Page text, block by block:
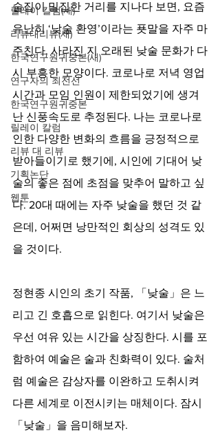
릴레이 칼럼(새)
리뷰대리뷰(새)
한국연구원귀중본(새)
연구자의 최전선
한국연구원귀중본
릴레이 칼럼
리뷰 대 리뷰
기획논단
웹툰
술집이 밀집한 거리를 지나다 보면, 요즘
유난히 ‘낮술 환영’이라는 푯말을 자주 마
주친다. 사라진 지 오래된 낮술 문화가 다
시 부흥한 모양이다. 코로나로 저녁 영업
시간과 모임 인원이 제한되었기에 생겨
난 신풍속도로 추정된다. 나는 코로나로
인한 다양한 변화의 흐름을 긍정적으로
받아들이기로 했기에, 시인에 기대어 낮
술의 좋은 점에 초점을 맞추어 말하고 싶
다. 20대 때에는 자주 낮술을 했던 것 같
은데, 어쩌면 낭만적인 회상의 성격도 있
을 것이다.
정현종 시인의 초기 작품, 「낮술」은 느
리고 긴 호흡으로 읽힌다. 여기서 낮술은
우선 여유 있는 시간을 상징한다. 시를 포
함하여 예술은 술과 친화력이 있다. 술처
럼 예술은 감상자를 이완하고 도취시켜
다른 세계로 이전시키는 매체이다. 잠시
「낮술」을 음미해보자.